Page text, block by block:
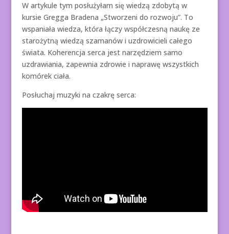
W artykule tym posłużyłam się wiedzą zdobytą w
kursie Gregga Bradena „Stworzeni do rozwoju”. To
wspaniała wiedza, która łączy współczesną naukę ze
starożytną wiedzą szamanów i uzdrowicieli całego
świata. Koherencja serca jest narzędziem samo
uzdrawiania, zapewnia zdrowie i naprawę wszystkich
komórek ciała.
Posłuchaj muzyki na czakrę serca: